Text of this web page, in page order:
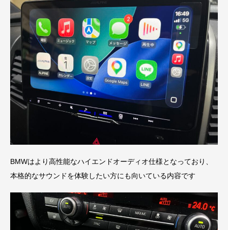
BMWはより高性能なハイエンドオーディオ仕様となっており、
本格的なサウンドを体験したい方にも向いている内容です